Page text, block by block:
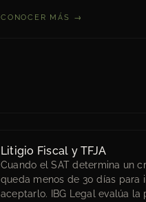
CONOCER MÁS →
Litigio Fiscal y TFJA
Cuando el SAT determina un
queda menos de 30 días para
aceptarlo. IBG Legal evalúa la